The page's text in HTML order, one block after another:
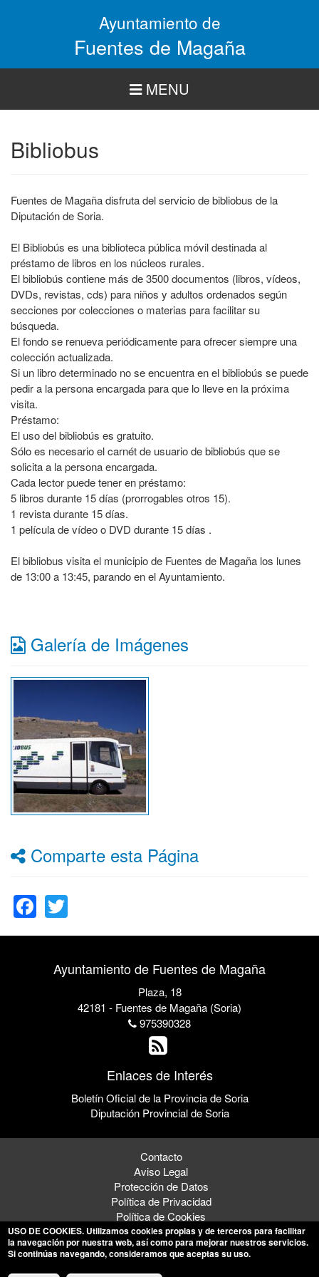
Ayuntamiento de
Fuentes de Magaña
MENU
Bibliobus
Fuentes de Magaña disfruta del servicio de bibliobus de la
Diputación de Soria.
El Bibliobús es una biblioteca pública móvil destinada al
préstamo de libros en los núcleos rurales.
El bibliobús contiene más de 3500 documentos (libros, vídeos,
DVDs, revistas, cds) para niños y adultos ordenados según
secciones por colecciones o materias para facilitar su
búsqueda.
El fondo se renueva periódicamente para ofrecer siempre una
colección actualizada.
Si un libro determinado no se encuentra en el bibliobús se puede
pedir a la persona encargada para que lo lleve en la próxima
visita.
Préstamo:
El uso del bibliobús es gratuito.
Sólo es necesario el carnét de usuario de bibliobús que se
solicita a la persona encargada.
Cada lector puede tener en préstamo:
5 libros durante 15 días (prorrogables otros 15).
1 revista durante 15 días.
1 película de vídeo o DVD durante 15 días .
El bibliobus visita el municipio de Fuentes de Magaña los lunes
de 13:00 a 13:45, parando en el Ayuntamiento.
Galería de Imágenes
Comparte esta Página
Facebook
Ayuntamiento de Fuentes de Magaña
Plaza, 18
42181 - Fuentes de Magaña (Soria)
975390328
Enlaces de Interés
Boletín Oficial de la Provincia de Soria
Diputación Provincial de Soria
Contacto
Aviso Legal
Protección de Datos
Política de Privacidad
Política de Cookies
© 2026 Ayuntamiento de Fuentes de Magaña
USO DE COOKIES. Utilizamos cookies propias y de terceros para facilitar
la navegación por nuestra web, así como para mejorar nuestros servicios.
Si continúas navegando, consideramos que aceptas su uso.